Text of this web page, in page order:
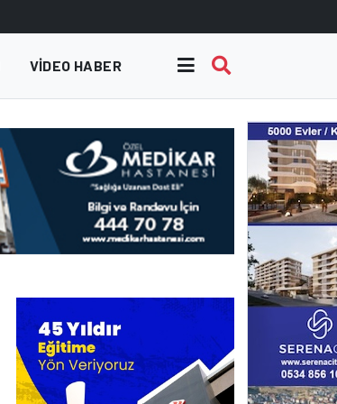
VIDEO HABER